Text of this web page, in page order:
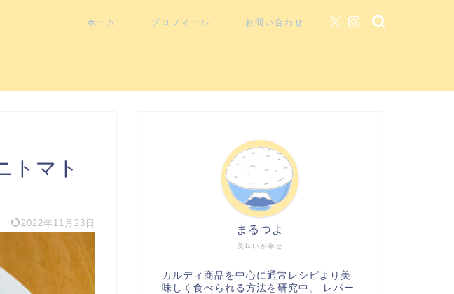
ホーム プロフィール お問い合わせ
トマト
2022年11月23日
美味いが幸せ
まるつよ
カルディ商品を中心に通常レシピより美
味しく食べられる方法を研究中。 レパー